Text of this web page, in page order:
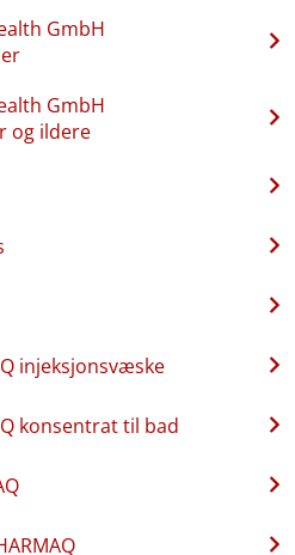
GmbH
GmbH
og ildere
injeksjonsvæske
konsentrat til bad